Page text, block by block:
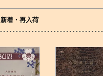
新着・再入荷